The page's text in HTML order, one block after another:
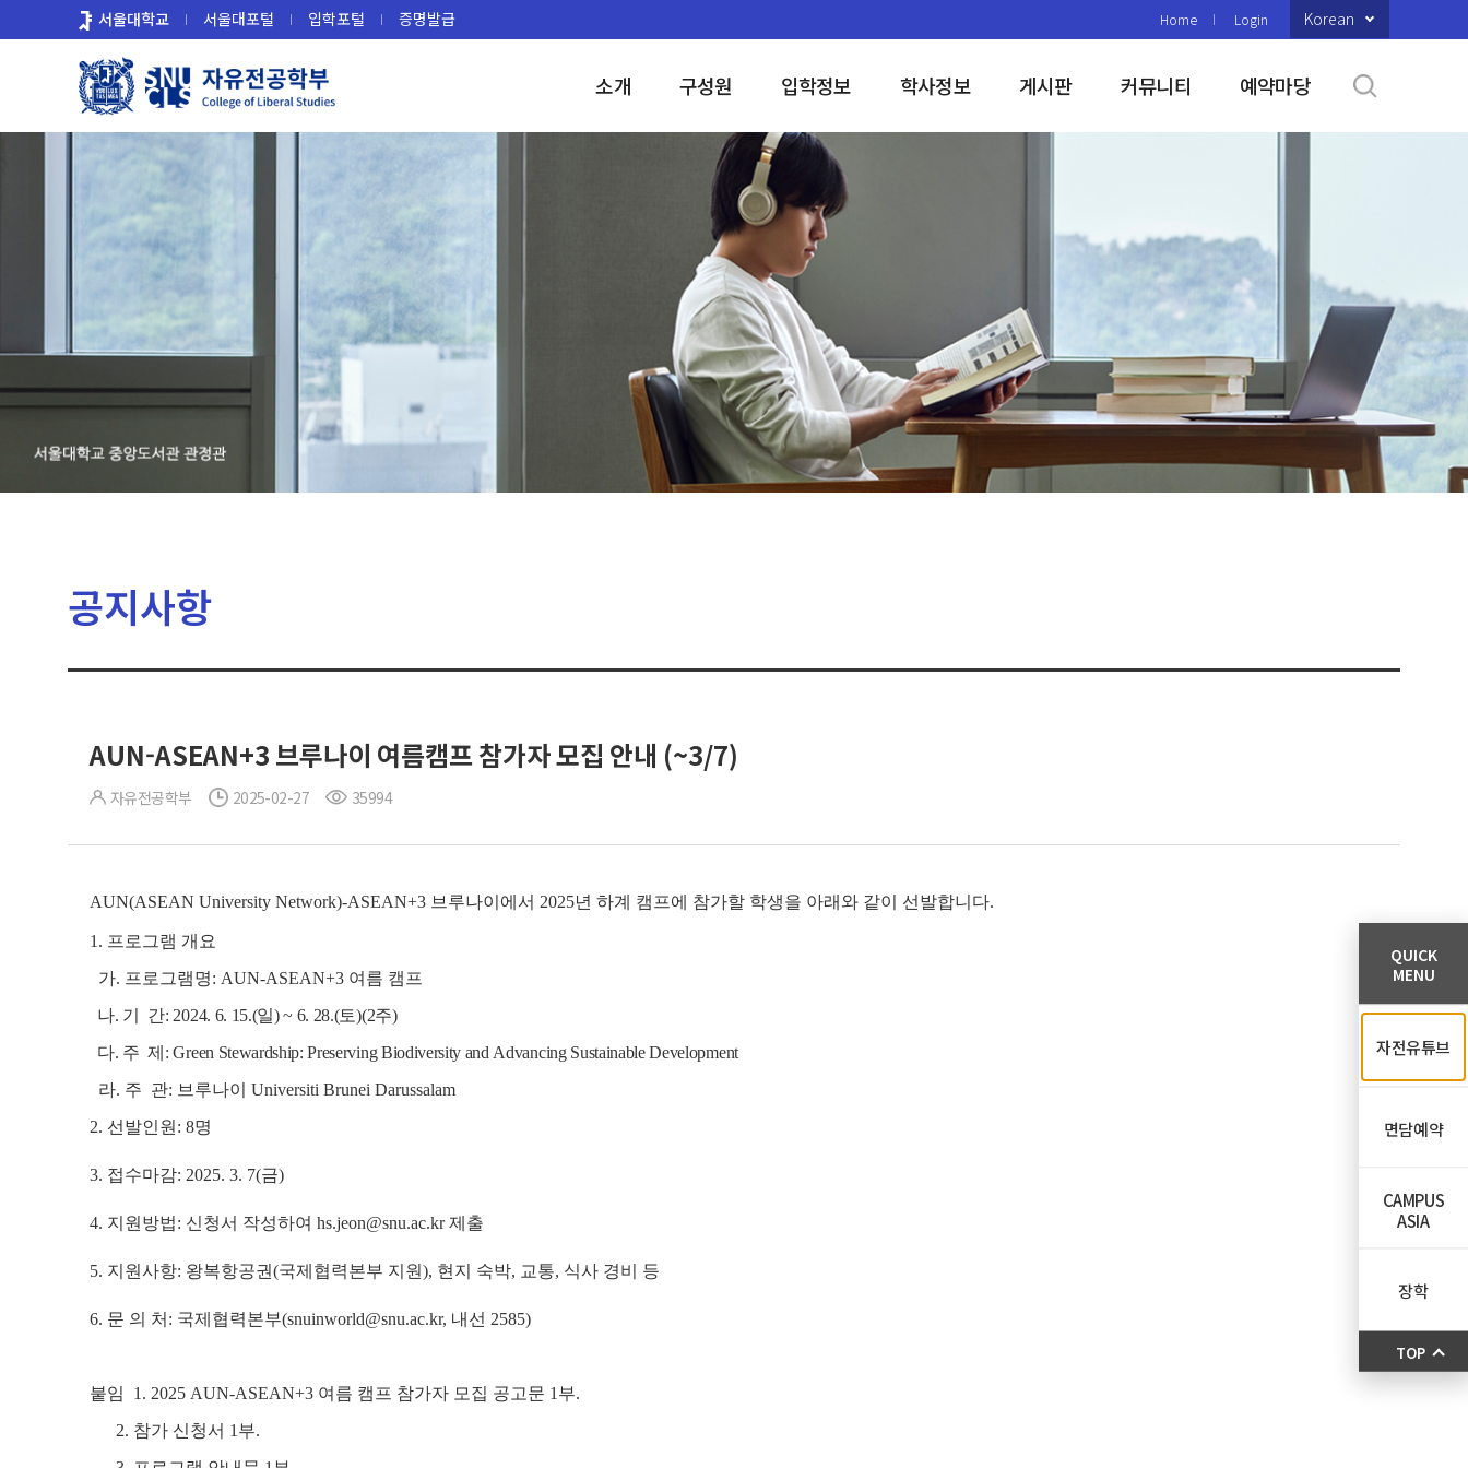
로
서울대학교 서울대포털 입학포털 증명발급 Home Login Korean
소개 구성원 입학정보 학사정보 게시판 커뮤니티 예약마당
공지사항
AUN-ASEAN+3 브루나이 여름캠프 참가자 모집 안내 (~3/7)
자유전공학부 2025-02-27 35994
AUN(ASEAN University Network)-ASEAN+3 브루나이에서 2025년 하계 캠프에 참가할 학생을 아래와 같이 선발합니다.
1. 프로그램 개요
가. 프로그램명: AUN-ASEAN+3 여름 캠프
나. 기 간: 2024. 6. 15.(일) ~ 6. 28.(토)(2주)
다. 주 제: Green Stewardship: Preserving Biodiversity and Advancing Sustainable Development
라. 주 관: 브루나이 Universiti Brunei Darussalam
2. 선발인원: 8명
3. 접수마감: 2025. 3. 7(금)
4. 지원방법: 신청서 작성하여 hs.jeon@snu.ac.kr 제출
5. 지원사항: 왕복항공권(국제협력본부 지원), 현지 숙박, 교통, 식사 경비 등
6. 문 의 처: 국제협력본부(snuinworld@snu.ac.kr, 내선 2585)
붙임 1. 2025 AUN-ASEAN+3 여름 캠프 참가자 모집 공고문 1부.
2. 참가 신청서 1부.
QUICK
MENU
자전유튜브
면담예약
CAMPUS
ASIA
장학
TOP